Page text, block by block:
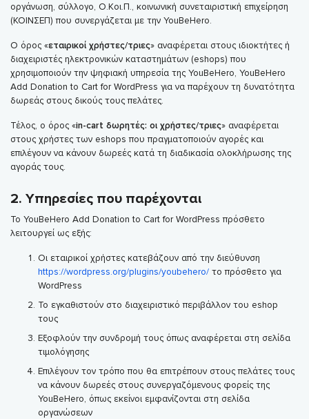
οργάνωση, σύλλογο, Ο.Κοι.Π., κοινωνική συνεταιριστική επιχείρηση
(ΚΟΙΝΣΕΠ) που συνεργάζεται με την YouBeHero.
Ο όρος «εταιρικοί χρήστες/τριες» αναφέρεται στους ιδιοκτήτες ή
διαχειριστές ηλεκτρονικών καταστημάτων (eshops) που
χρησιμοποιούν την ψηφιακή υπηρεσία της YouBeHero, YouBeHero
Add Donation to Cart for WordPress για να παρέχουν τη δυνατότητα
δωρεάς στους δικούς τους πελάτες.
Τέλος, ο όρος «in-cart δωρητές: οι χρήστες/τριες» αναφέρεται
στους χρήστες των eshops που πραγματοποιούν αγορές και
επιλέγουν να κάνουν δωρεές κατά τη διαδικασία ολοκλήρωσης της
αγοράς τους.
2. Υπηρεσίες που παρέχονται
Το YouBeHero Add Donation to Cart for WordPress πρόσθετο
λειτουργεί ως εξής:
Οι εταιρικοί χρήστες κατεβάζουν από την διεύθυνση
https://wordpress.org/plugins/youbehero/ το πρόσθετο για
WordPress
Το εγκαθιστούν στο διαχειριστικό περιβάλλον του eshop
τους
Εξοφλούν την συνδρομή τους όπως αναφέρεται στη σελίδα
τιμολόγησης
Επιλέγουν τον τρόπο που θα επιτρέπουν στους πελάτες τους
να κάνουν δωρεές στους συνεργαζόμενους φορείς της
YouBeHero, όπως εκείνοι εμφανίζονται στη σελίδα
οργανώσεων